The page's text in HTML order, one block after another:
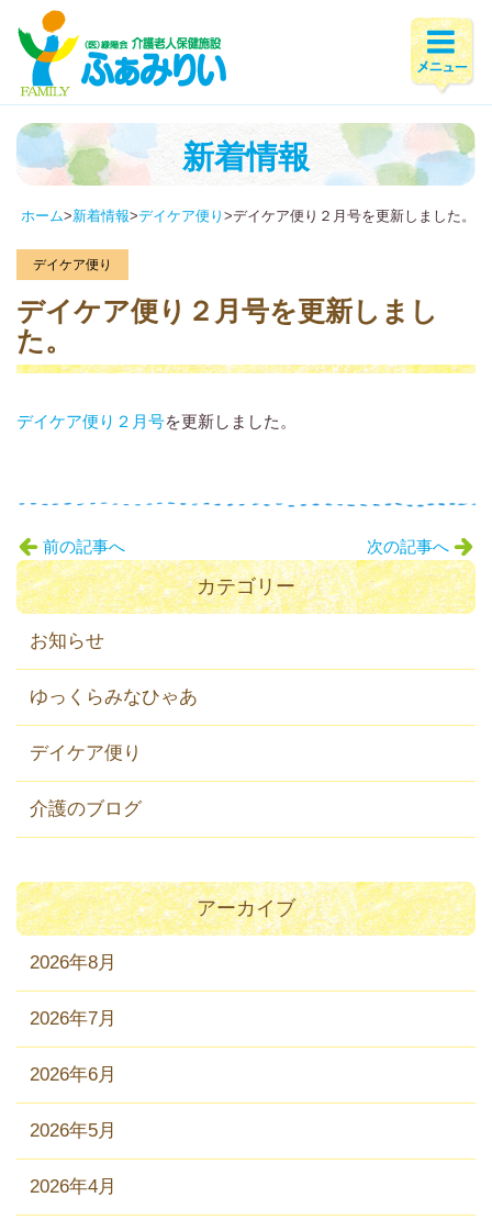
新着情報
ホーム>新着情報>デイケア便り >デイケア便り２月号を更新しました。
デイケア便り
デイケア便り２月号を更新しまし
た。
デイケア便り２月号を更新しました。
前の記事へ 次の記事へ
カテゴリー
お知らせ
ゆっくらみなひゃあ
デイケア便り
介護のブログ
アーカイブ
2026年8月
2026年7月
2026年6月
2026年5月
2026年4月